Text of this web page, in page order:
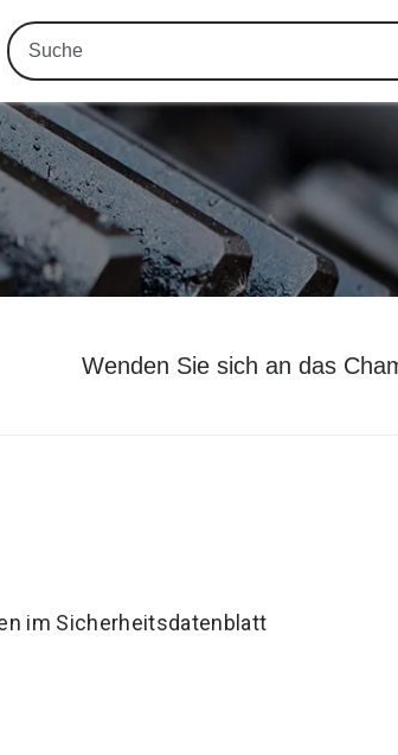
Wenden Sie sich an das
im Sicherheitsdatenblatt